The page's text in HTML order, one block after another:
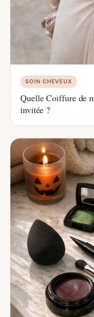
SOIN CHEVEUX
Quelle Coiffure de
invitée ?